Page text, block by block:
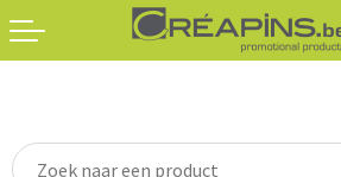
T-shirts
Automerken